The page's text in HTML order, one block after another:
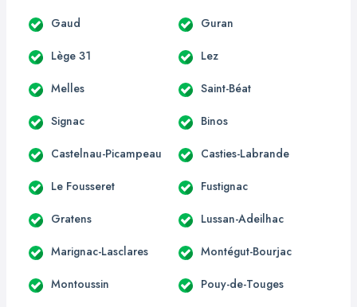
Gaud Guran
Lège 31 Lez
Melles Saint-Béat
Signac Binos
Castelnau-Picampeau Casties-Labrande
Le Fousseret Fustignac
Gratens Lussan-Adeilhac
Marignac-Lasclares Montégut-Bourjac
Montoussin Pouy-de-Touges